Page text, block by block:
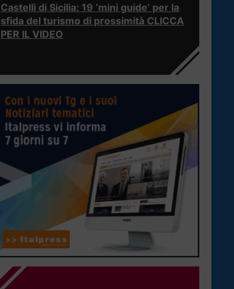
Castelli di Sicilia: 19 ‘mini guide’ per la
sfida del turismo di prossimità CLICCA
PER IL VIDEO